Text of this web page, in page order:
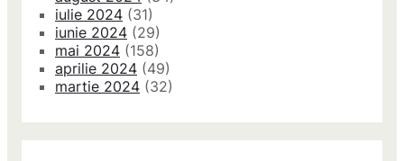
iulie 2024 (31)
iunie 2024 (29)
mai 2024 (158)
aprilie 2024 (49)
martie 2024 (32)